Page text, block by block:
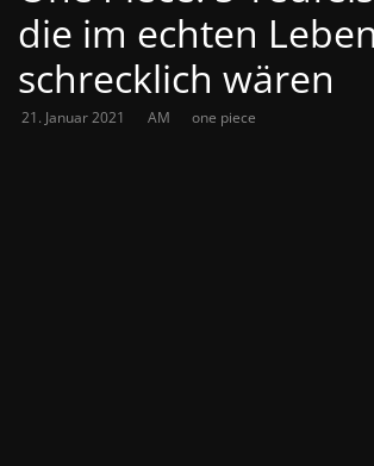
die im echten Leben
schrecklich wären
21. Januar 2021 AM one piece